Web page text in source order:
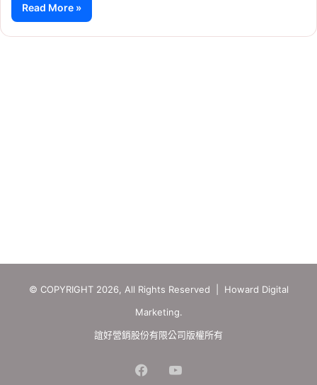
Read More »
© COPYRIGHT 2026, All Rights Reserved | Howard Digital
Marketing.
誼好營銷股份有限公司版權所有
FacebookYouTube